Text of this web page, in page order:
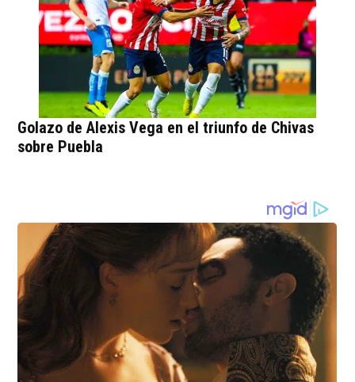
Golazo de Alexis Vega en el triunfo de Chivas
sobre Puebla